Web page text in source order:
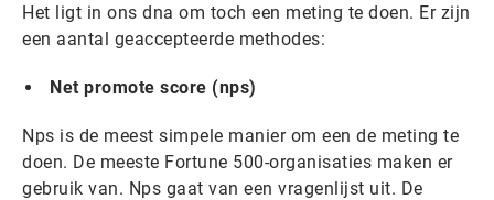
Het ligt in ons dna om toch een meting te doen. Er zijn
een aantal geaccepteerde methodes:
Net promote score (nps)
Nps is de meest simpele manier om een de meting te
doen. De meeste Fortune 500-organisaties maken er
gebruik van. Nps gaat van een vragenlijst uit. De